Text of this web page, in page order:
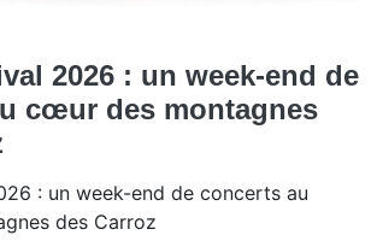
2026 : un week-end de
cœur des montagnes
: un week-end de concerts au
des Carroz